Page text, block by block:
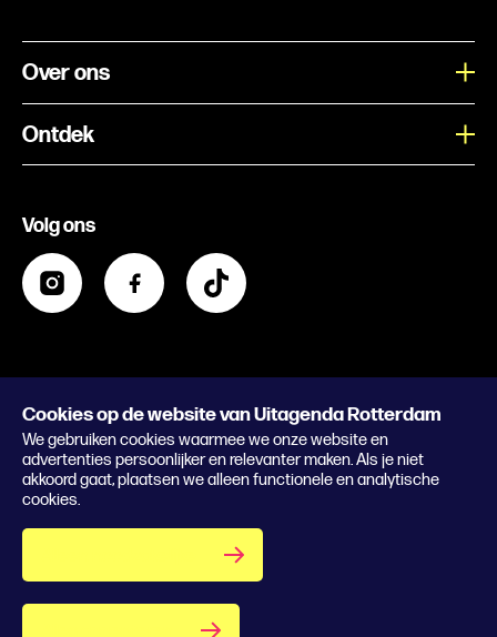
Cookies op de website van Uitagenda Rotterdam
We gebruiken cookies waarmee we onze website en
advertenties persoonlijker en relevanter maken. Als je niet
akkoord gaat, plaatsen we alleen functionele en analytische
cookies.
Over ons
Wat is Uitagenda Rotterdam
Contact
Zakelijk
Lees het magazine
Ontdek
Kids
Volg ons
© 2026 Rotterdam Festivals